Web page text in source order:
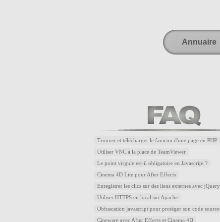
Annuaire
Trouver et télécharger le favicon d'une page en PHP
Utiliser VNC à la place de TeamViewer
Le point virgule est-il obligatoire en Javascript ?
Cinema 4D Lite pour After Effects
Enregistrer les clics sur des liens externes avec jQuery
Utiliser HTTPS en local sur Apache
Obfuscation javascript pour protéger son code source
Cineware avec After Effects et Cinema 4D